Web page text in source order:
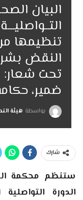
البيان
تنظيمها
النقض
تحت شعار:
ضمير،
بواسطة هيئة
شارك
ستنظم محكمة
الدورة